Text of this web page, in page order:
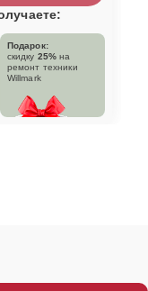
Подарок:
скидку 25% на
ремонт техники
Willmark